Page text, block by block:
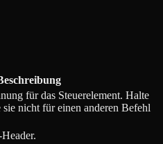
für das Steuerelement. Halte
nicht für einen anderen Befehl